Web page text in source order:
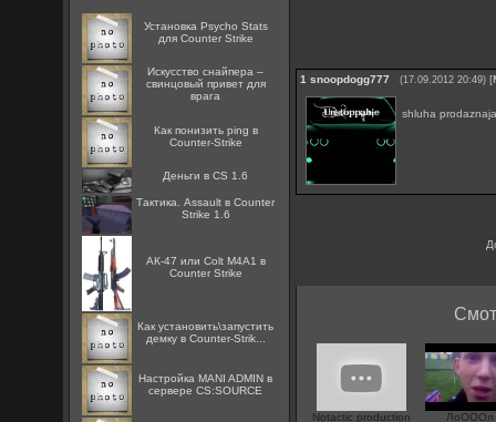
Установка Psycho Stats
для Counter Strike
Искусство снайпера –
свинцовый привет для
врага
Как понизить ping в
Counter-Strike
Деньги в CS 1.6
Тактика. Assault в Counter
Strike 1.6
АК-47 или Colt M4A1 в
Counter Strike
Как установить\запустить
демку в Counter-Strik...
Настройка MANI ADMIN в
сервере CS:SOURCE
1 snoopdogg777 (17.09.2012 20:49) [
shluha
Notactic production
ЛоОООл